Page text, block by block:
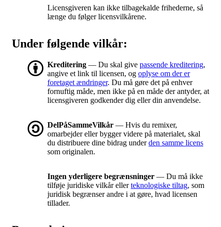
Licensgiveren kan ikke tilbagekalde frihederne, så
længe du følger licensvilkårene.
Under følgende vilkår:
Kreditering — Du skal give passende kreditering,
angive et link til licensen, og oplyse om der er
foretaget ændringer. Du må gøre det på enhver
fornuftig måde, men ikke på en måde der antyder, at
licensgiveren godkender dig eller din anvendelse.
DelPåSammeVilkår — Hvis du remixer,
omarbejder eller bygger videre på materialet, skal
du distribuere dine bidrag underden samme licens
som originalen.
Ingen yderligere begrænsninger — Du må ikke
tilføje juridiske vilkår ellerteknologiske tiltag, som
juridisk begrænser andre i at gøre, hvad licensen
tillader.